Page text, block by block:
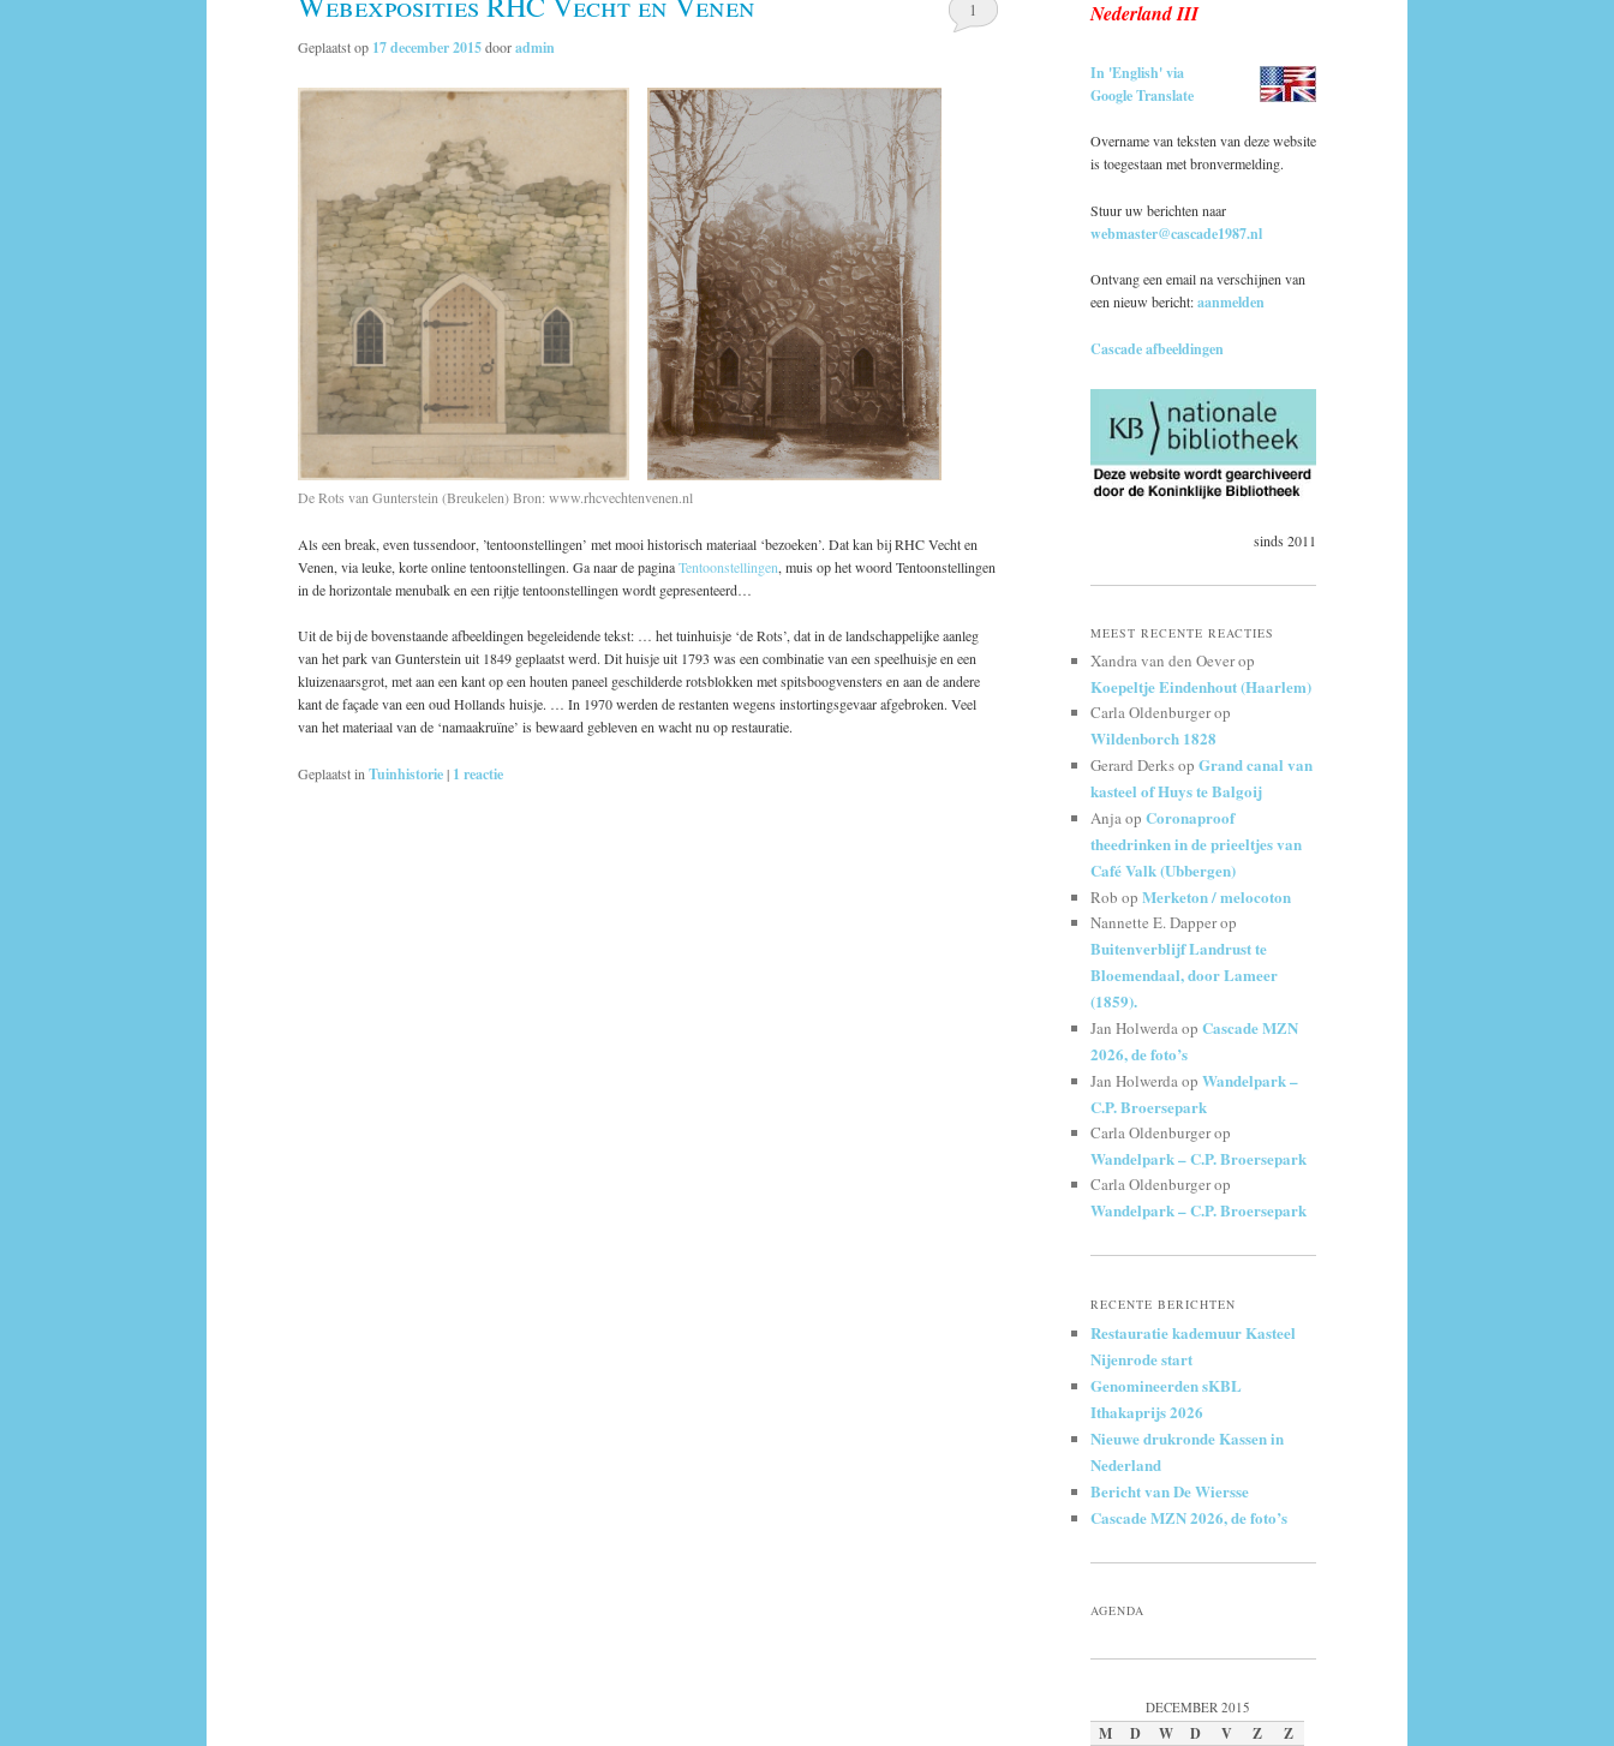
Geplaatst op 17 december 2015dooradmin
1
De Rots van Gunterstein (Breukelen) Bron: www.rhcvechtenvenen.nl
Als een break, even tussendoor, ’tentoonstellingen’ met mooi historisch materiaal ‘bezoeken’. Dat kan bij RHC Vecht en
Venen, via leuke, korte online tentoonstellingen. Ga naar de paginaTentoonstellingen, muis op het woord Tentoonstellingen
in de horizontale menubalk en een rijtje tentoonstellingen wordt gepresenteerd…
Uit de bij de bovenstaande afbeeldingen begeleidende tekst: … het tuinhuisje ‘de Rots’, dat in de landschappelijke aanleg
van het park van Gunterstein uit 1849 geplaatst werd. Dit huisje uit 1793 was een combinatie van een speelhuisje en een
kluizenaarsgrot, met aan een kant op een houten paneel geschilderde rotsblokken met spitsboogvensters en aan de andere
kant de façade van een oud Hollands huisje. … In 1970 werden de restanten wegens instortingsgevaar afgebroken. Veel
van het materiaal van de ‘namaakruïne’ is bewaard gebleven en wacht nu op restauratie.
Geplaatst in Tuinhistorie| 1 reactie
Nederland III
In 'English' via
Google Translate
Overname van teksten van deze website
is toegestaan met bronvermelding.
Stuur uw berichten naar
webmaster@cascade1987.nl
Ontvang een email na verschijnen van
een nieuw bericht:aanmelden
Cascade afbeeldingen
sinds 2011
MEEST RECENTE REACTIES
Xandra van den Oeverop
Koepeltje Eindenhout (Haarlem)
Carla Oldenburgerop
Wildenborch 1828
Gerard Derksop Grand canal van
kasteel of Huys te Balgoij
Anjaop Coronaproof
theedrinken in de prieeltjes van
Café Valk (Ubbergen)
Rob op Merketon / melocoton
Nannette E. Dapperop
Buitenverblijf Landrust te
Bloemendaal, door Lameer
(1859).
Jan Holwerdaop Cascade MZN
2026, de foto’s
Jan Holwerdaop Wandelpark –
C.P. Broersepark
Carla Oldenburgerop
Wandelpark – C.P. Broersepark
Carla Oldenburgerop
Wandelpark – C.P. Broersepark
RECENTE BERICHTEN
Restauratie kademuur Kasteel
Nijenrode start
Genomineerden sKBL
Ithakaprijs 2026
Nieuwe drukronde Kassen in
Nederland
Bericht van De Wiersse
Cascade MZN 2026, de foto’s
AGENDA
DECEMBER 2015
M D W D V Z
Z